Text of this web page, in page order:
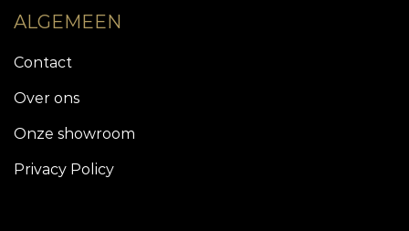
ALGEMEEN
Contact
Over ons
Onze showroom
Privacy Policy